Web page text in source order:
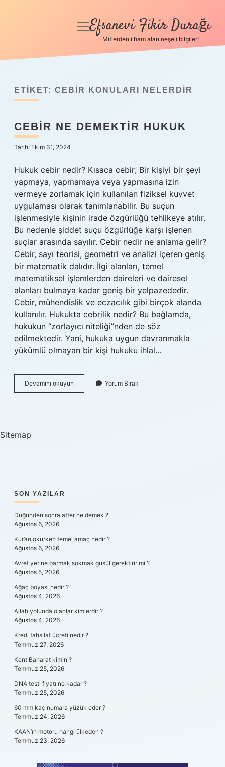
Anasayfa
Yasal Uyarı
Hakkımızda
menüyü
Efsanevi Fikir Durağı
Mitlerden ilham alan neşeli bilgiler!
ETIKET: CEBIR KONULARI NELERDIR
CEBIR NE DEMEKTIR HUKUK
Tarih: Ekim 31, 2024
Hukuk cebir nedir? Kısaca cebir; Bir kişiyi bir şeyi
yapmaya, yapmamaya veya yapmasına izin
vermeye zorlamak için kullanılan fiziksel kuvvet
uygulaması olarak tanımlanabilir. Bu suçun
işlenmesiyle kişinin irade özgürlüğü tehlikeye atılır.
Bu nedenle şiddet suçu özgürlüğe karşı işlenen
suçlar arasında sayılır. Cebir nedir ne anlama gelir?
Cebir, sayı teorisi, geometri ve analizi içeren geniş
bir matematik dalıdır. İlgi alanları, temel
matematiksel işlemlerden daireleri ve dairesel
alanları bulmaya kadar geniş bir yelpazededir.
Cebir, mühendislik ve eczacılık gibi birçok alanda
kullanılır. Hukukta cebrilik nedir? Bu bağlamda,
hukukun “zorlayıcı niteliği”nden de söz
edilmektedir. Yani, hukuka uygun davranmakla
yükümlü olmayan bir kişi hukuku ihlal…
Devamını okuyun
Ne
Yorum Bırak
Sitemap
SIDEBAR
SON YAZILAR
Düğünden sonra after ne demek ?
Ağustos 6, 2026
Kur’an okurken temel amaç nedir ?
Ağustos 6, 2026
Avret yerine parmak sokmak gusül gerektirir mi ?
Ağustos 5, 2026
Ağaç boyası nedir ?
Ağustos 4, 2026
Allah yolunda olanlar kimlerdir ?
Ağustos 4, 2026
Kredi tahsilat ücreti nedir ?
Temmuz 27, 2026
Kent Baharat kimin ?
Temmuz 25, 2026
DNA testi fiyatı ne kadar ?
Temmuz 25, 2026
60 mm kaç numara yüzük eder ?
Temmuz 24, 2026
KAAN’ın motoru hangi ülkeden ?
Temmuz 23, 2026